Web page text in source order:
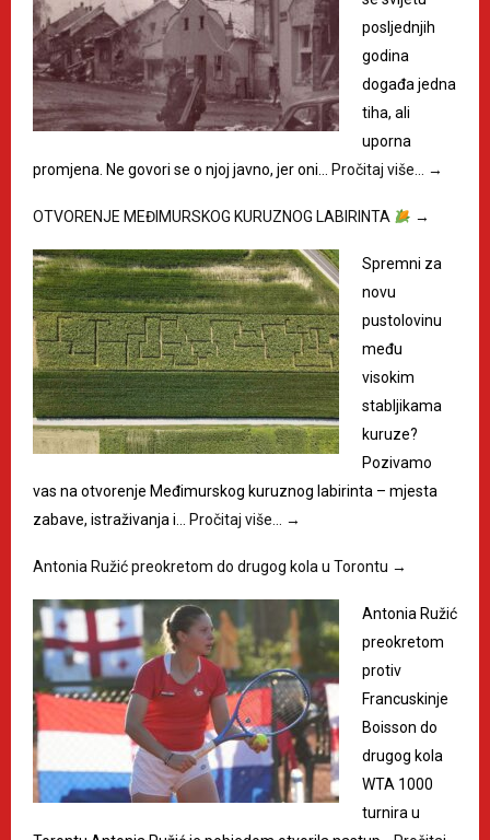
posljednjih
godina
događa jedna
tiha, ali
uporna
promjena. Ne govori se o njoj javno, jer oni… Pročitaj više… →
OTVORENJE MEĐIMURSKOG KURUZNOG LABIRINTA →
Spremni za
novu
pustolovinu
među
visokim
stabljikama
kuruze?
Pozivamo
vas na otvorenje Međimurskog kuruznog labirinta – mjesta
zabave, istraživanja i… Pročitaj više… →
Antonia Ružić preokretom do drugog kola u Torontu →
Antonia Ružić
preokretom
protiv
Francuskinje
Boisson do
drugog kola
WTA 1000
turnira u